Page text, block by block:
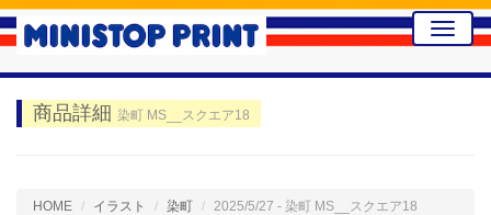
Toggle
商品詳細 染町 MS__スクエア18
HOME イラスト 染町 2025/5/27 - 染町 MS__スクエア18